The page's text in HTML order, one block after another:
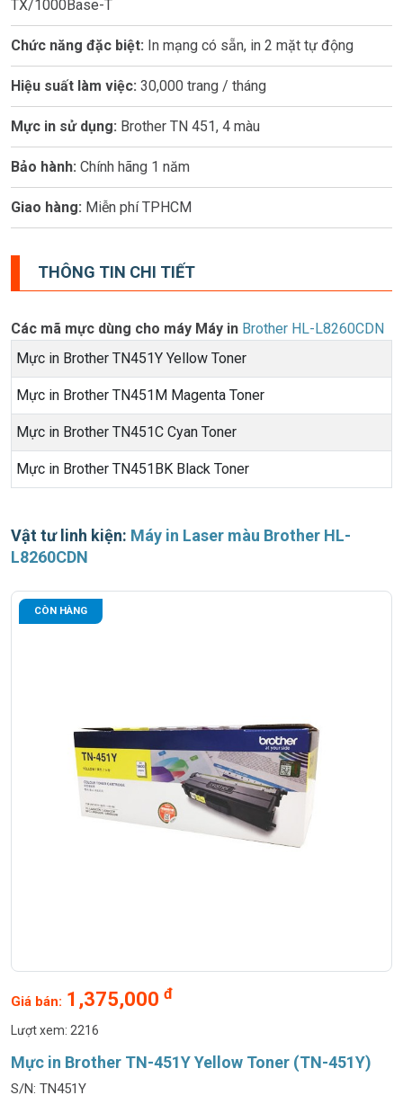
TX/1000Base-T
Chức năng đặc biệt: In mạng có sẵn, in 2 mặt tự động
Hiệu suất làm việc: 30,000 trang / tháng
Mực in sử dụng: Brother TN 451, 4 màu
Bảo hành: Chính hãng 1 năm
Giao hàng: Miễn phí TPHCM
THÔNG TIN CHI TIẾT
Các mã mực dùng cho máy Máy in Brother HL-L8260CDN
Mực in Brother TN451Y Yellow Toner
Mực in Brother TN451M Magenta Toner
Mực in Brother TN451C Cyan Toner
Mực in Brother TN451BK Black Toner
Vật tư linh kiện: Máy in Laser màu Brother HL-
L8260CDN
CÒN HÀNG
Mực in Brother TN-451Y Yellow Toner (TN-451Y)
S/N: TN451Y
Giá bán: 1,375,000 đ
Lượt xem: 2216